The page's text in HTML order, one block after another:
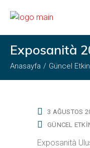
Exposanità
Anasayfa Güncel
3 AĞUSTOS
GÜNCEL
Exposanità